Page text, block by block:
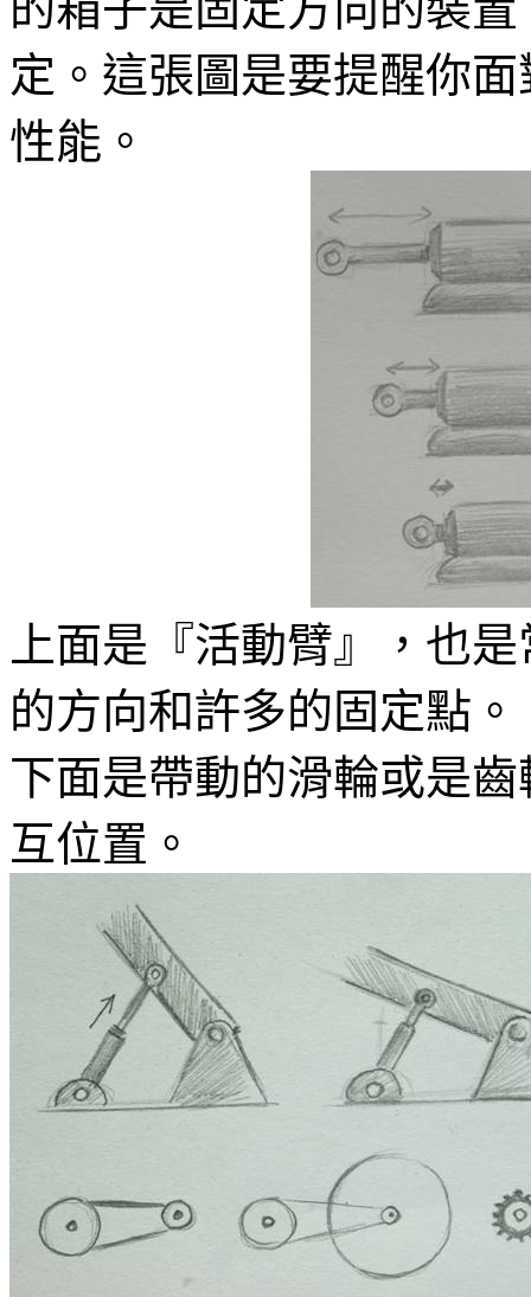
定。這張圖是要提醒你
性能。
上面是『活動臂』，也
的方向和許多的固定點。
下面是帶動的滑輪或是
互位置。